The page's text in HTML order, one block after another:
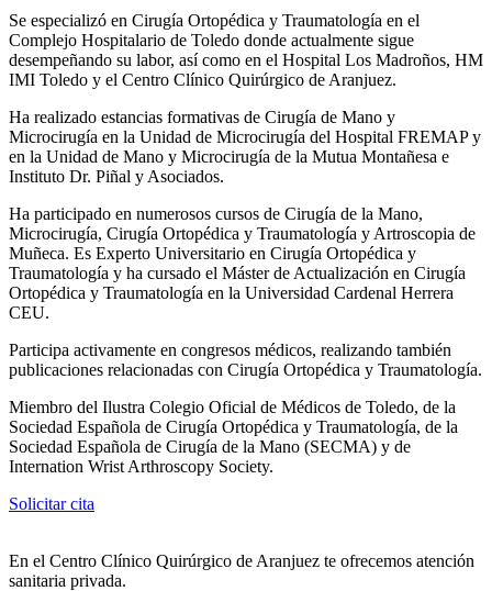
Se especializó en Cirugía Ortopédica y Traumatología en el
Complejo Hospitalario de Toledo donde actualmente sigue
desempeñando su labor, así como en el Hospital Los Madroños, HM
IMI Toledo y el Centro Clínico Quirúrgico de Aranjuez.
Ha realizado estancias formativas de Cirugía de Mano y
Microcirugía en la Unidad de Microcirugía del Hospital FREMAP y
en la Unidad de Mano y Microcirugía de la Mutua Montañesa e
Instituto Dr. Piñal y Asociados.
Ha participado en numerosos cursos de Cirugía de la Mano,
Microcirugía, Cirugía Ortopédica y Traumatología y Artroscopia de
Muñeca. Es Experto Universitario en Cirugía Ortopédica y
Traumatología y ha cursado el Máster de Actualización en Cirugía
Ortopédica y Traumatología en la Universidad Cardenal Herrera
CEU.
Participa activamente en congresos médicos, realizando también
publicaciones relacionadas con Cirugía Ortopédica y Traumatología.
Miembro del Ilustra Colegio Oficial de Médicos de Toledo, de la
Sociedad Española de Cirugía Ortopédica y Traumatología, de la
Sociedad Española de Cirugía de la Mano (SECMA) y de
Internation Wrist Arthroscopy Society.
Solicitar cita
En el Centro Clínico Quirúrgico de Aranjuez te ofrecemos atención
sanitaria privada.